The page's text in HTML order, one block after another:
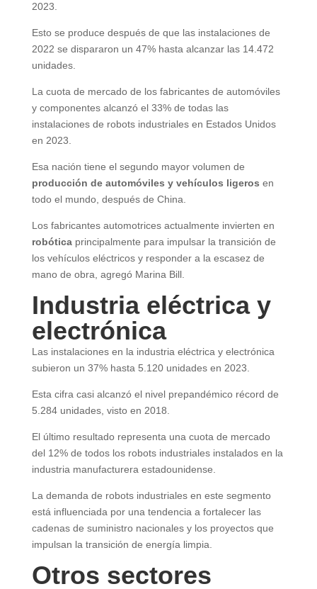
2023.
Esto se produce después de que las instalaciones de
2022 se dispararon un 47% hasta alcanzar las 14.472
unidades.
La cuota de mercado de los fabricantes de automóviles
y componentes alcanzó el 33% de todas las
instalaciones de robots industriales en Estados Unidos
en 2023.
Esa nación tiene el segundo mayor volumen de
producción de automóviles y vehículos ligeros en
todo el mundo, después de China.
Los fabricantes automotrices actualmente invierten en
robótica principalmente para impulsar la transición de
los vehículos eléctricos y responder a la escasez de
mano de obra, agregó Marina Bill.
Industria eléctrica y
electrónica
Las instalaciones en la industria eléctrica y electrónica
subieron un 37% hasta 5.120 unidades en 2023.
Esta cifra casi alcanzó el nivel prepandémico récord de
5.284 unidades, visto en 2018.
El último resultado representa una cuota de mercado
del 12% de todos los robots industriales instalados en la
industria manufacturera estadounidense.
La demanda de robots industriales en este segmento
está influenciada por una tendencia a fortalecer las
cadenas de suministro nacionales y los proyectos que
impulsan la transición de energía limpia.
Otros sectores